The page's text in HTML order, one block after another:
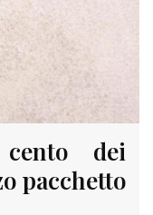
dei
pacchetto